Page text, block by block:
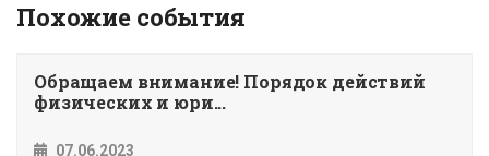
Похожие события
Обращаем внимание! Порядок действий
физических и юри...
07.06.2023